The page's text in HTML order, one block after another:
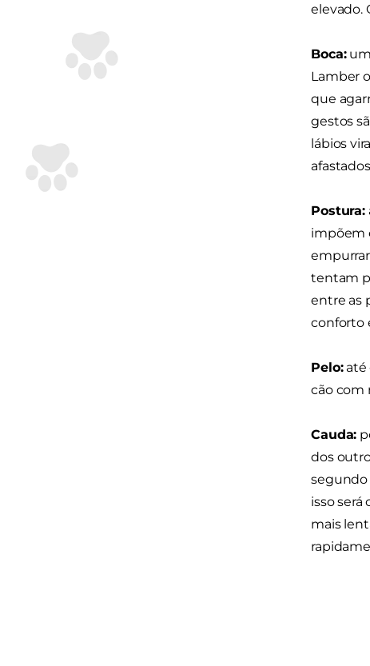
elevado.
Boca:
Lamber
que
gestos
lábios
Postura:
impõem
tentam
entre as
conforto
Pelo:até
cão com
Cauda:
dos
isso
mais